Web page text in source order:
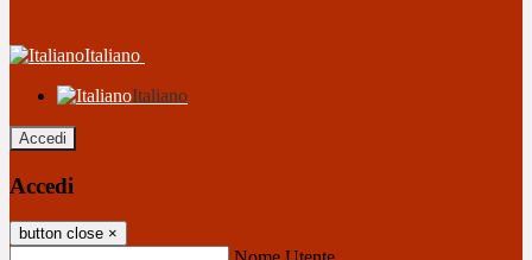
Italiano
Italiano
Accedi
Accedi
button close ×